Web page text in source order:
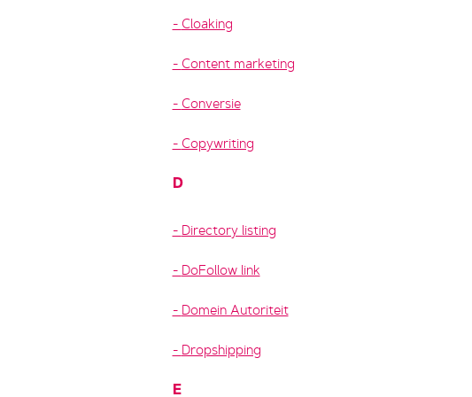
Cloaking
Content marketing
Conversie
Copywriting
D
Directory listing
DoFollow link
Domein Autoriteit
Dropshipping
E